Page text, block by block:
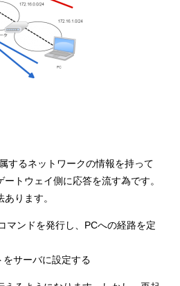
するネットワークの情報を持って
トウェイ側に応答を流す為です。
ります。
マンドを発行し、PCへの経路を定
をサーバに設定する